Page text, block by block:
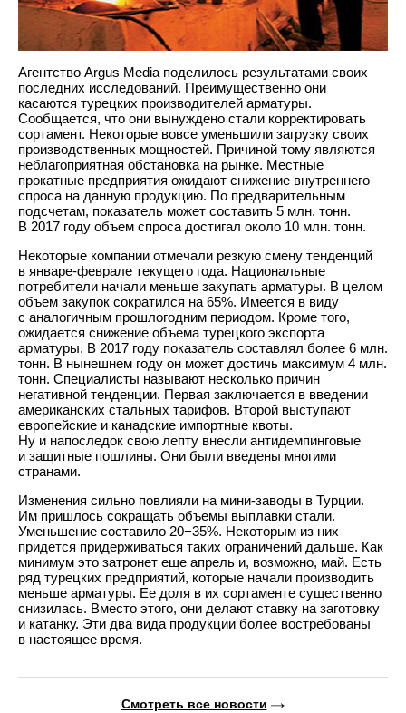
Агентство Argus Media поделилось результатами своих
последних исследований. Преимущественно они
касаются турецких производителей арматуры.
Сообщается, что они вынуждено стали корректировать
сортамент. Некоторые вовсе уменьшили загрузку своих
производственных мощностей. Причиной тому являются
неблагоприятная обстановка на рынке. Местные
прокатные предприятия ожидают снижение внутреннего
спроса на данную продукцию. По предварительным
подсчетам, показатель может составить 5 млн. тонн.
В 2017 году объем спроса достигал около 10 млн. тонн.
Некоторые компании отмечали резкую смену тенденций
в январе-феврале текущего года. Национальные
потребители начали меньше закупать арматуры. В целом
объем закупок сократился на 65%. Имеется в виду
с аналогичным прошлогодним периодом. Кроме того,
ожидается снижение объема турецкого экспорта
арматуры. В 2017 году показатель составлял более 6 млн.
тонн. В нынешнем году он может достичь максимум 4 млн.
тонн. Специалисты называют несколько причин
негативной тенденции. Первая заключается в введении
американских стальных тарифов. Второй выступают
европейские и канадские импортные квоты.
Ну и напоследок свою лепту внесли антидемпинговые
и защитные пошлины. Они были введены многими
странами.
Изменения сильно повлияли на мини-заводы в Турции.
Им пришлось сокращать объемы выплавки стали.
Уменьшение составило 20−35%. Некоторым из них
придется придерживаться таких ограничений дальше. Как
минимум это затронет еще апрель и, возможно, май. Есть
ряд турецких предприятий, которые начали производить
меньше арматуры. Ее доля в их сортаменте существенно
снизилась. Вместо этого, они делают ставку на заготовку
и катанку. Эти два вида продукции более востребованы
в настоящее время.
Смотреть все новости